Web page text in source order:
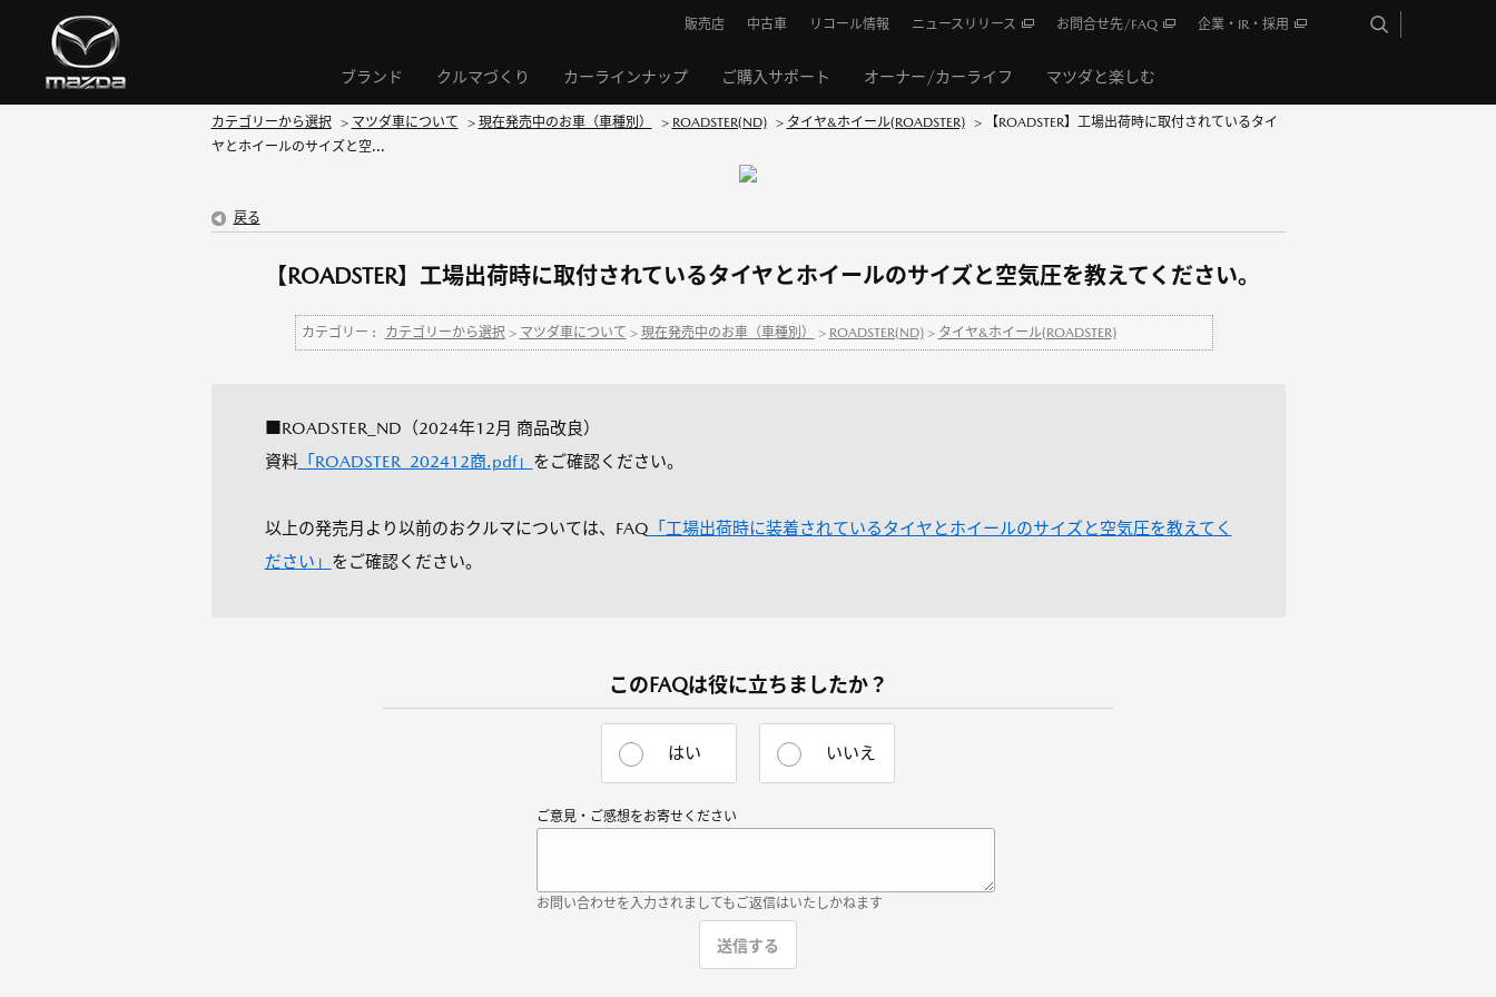
ブランド クルマづくり カーラインナップ ご購入サポート オーナー/カーライフ マツダと楽しむ
販売店 中古車 リコール情報 ニュースリリース お問合せ先/FAQ 企業・IR・採用
カテゴリーから選択 > マツダ車について > 現在発売中のお車（車種別） > ROADSTER(ND) > タイヤ&ホイール(ROADSTER) >
【ROADSTER】工場出荷時に取付されているタイ
ヤとホイールのサイズと空...
戻る
【ROADSTER】工場出荷時に取付されているタイヤとホイールのサイズと空気圧を教えてください。
カテゴリー : カテゴリーから選択 > マツダ車について > 現在発売中のお車（車種別） > ROADSTER(ND)> タイヤ&ホイール(ROADSTER)
■ROADSTER_ND（2024年12月 商品改良）
資料「ROADSTER_202412商.pdf」 をご確認ください。
以上の発売月より以前のおクルマについては、FAQ 「工場出荷時に装着されているタイヤとホイールのサイズと空気圧を教えてく
ださい」 をご確認ください。
このFAQは役に立ちましたか？
はい いいえ
ご意見・ご感想をお寄せください
お問い合わせを入力されましてもご返信はいたしかねます